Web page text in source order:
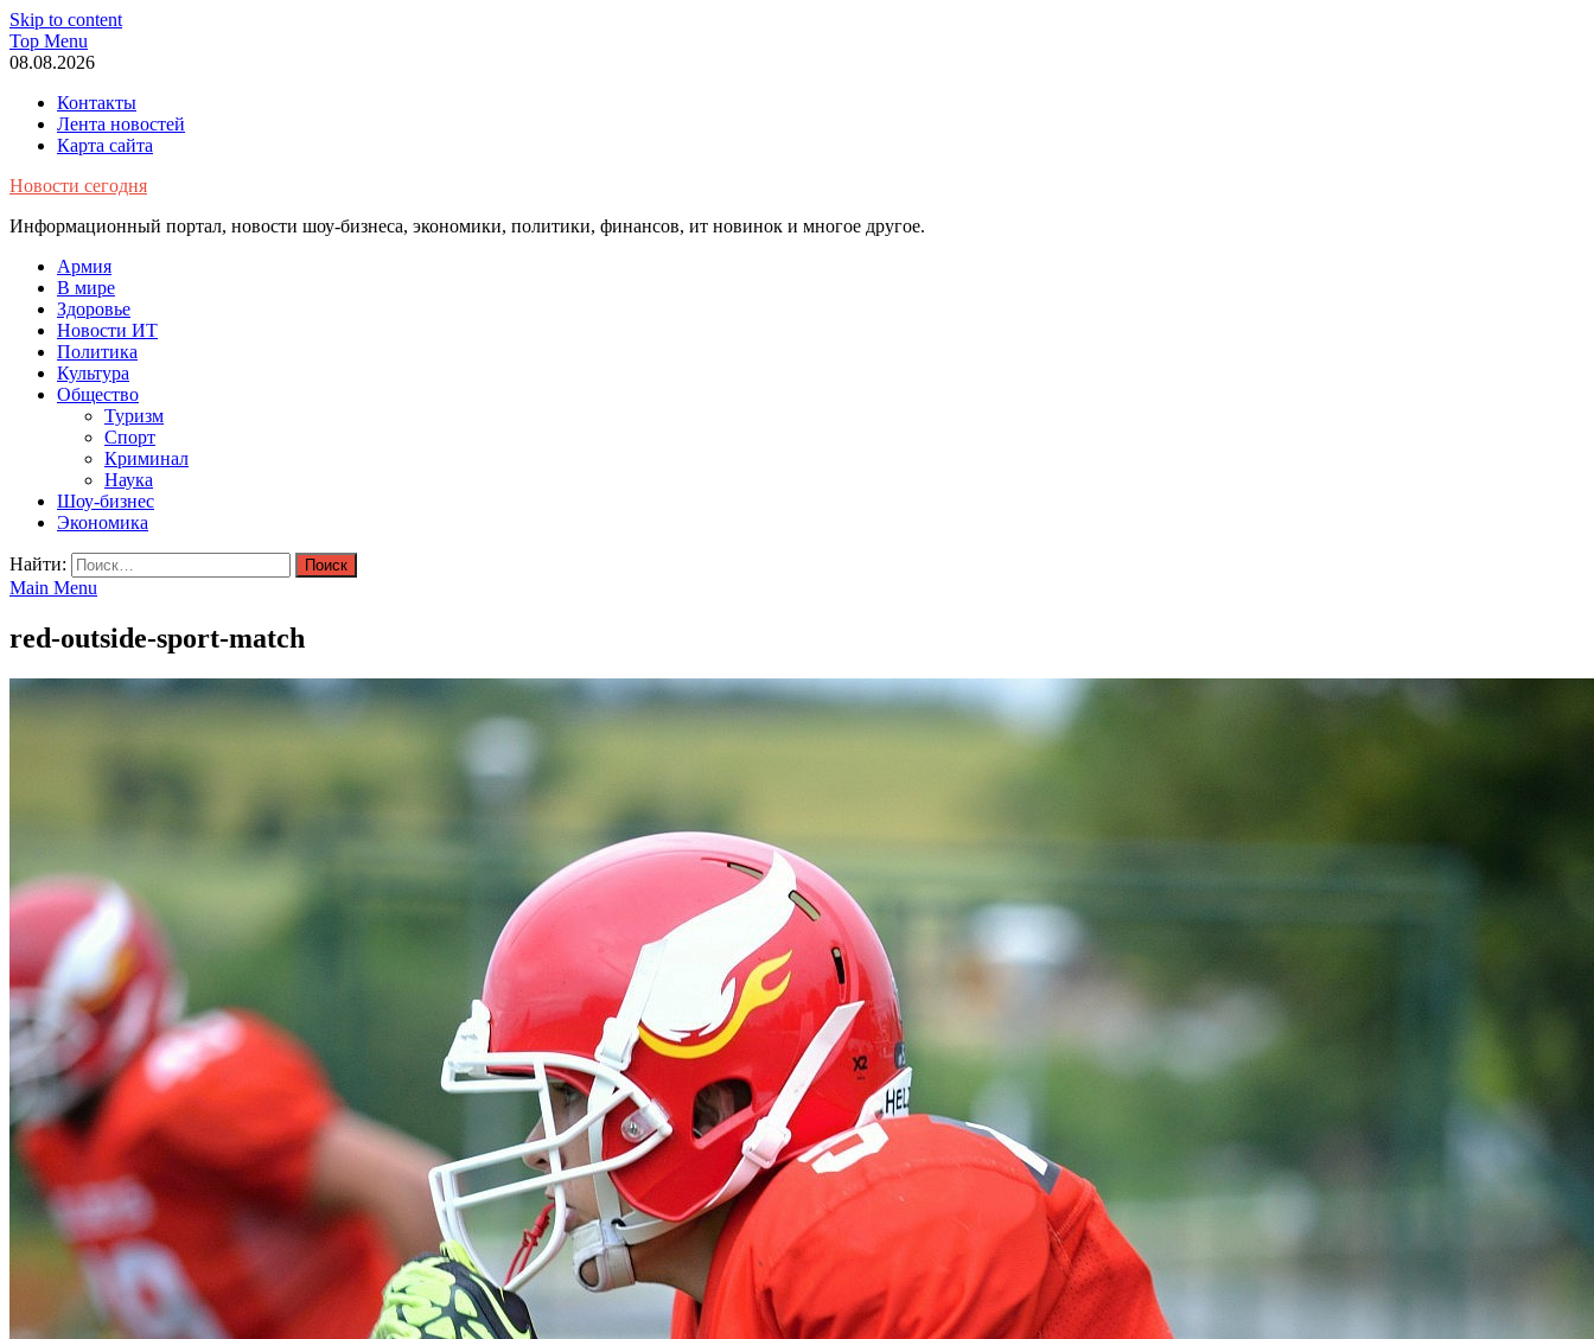
Skip to content
Top Menu
08.08.2026
Контакты
Лента новостей
Карта сайта
Новости сегодня
Информационный портал, новости шоу-бизнеса, экономики, политики, финансов, ит новинок и многое другое.
Армия
В мире
Здоровье
Новости ИТ
Политика
Культура
Общество
Туризм
Спорт
Криминал
Наука
Шоу-бизнес
Экономика
Найти:
Main Menu
red-outside-sport-match